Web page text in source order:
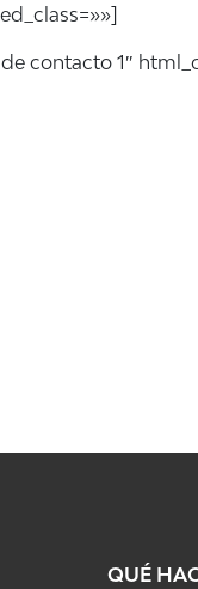
contacto 1″
QUÉ